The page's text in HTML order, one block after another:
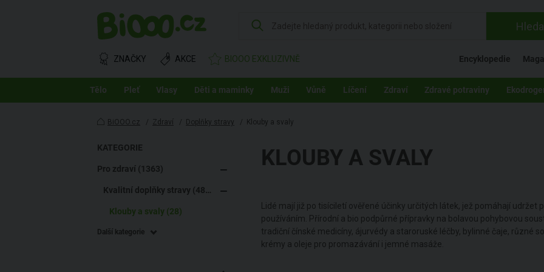
ZNAČKY AKCE BIOOO EXKLUZIVNĚ Encyklopedie
Tělo Pleť Vlasy Děti a maminky Muži Vůně Líčení Zdraví Zdravé potraviny
BiOOO.cz / Zdraví / Doplňky stravy / Klouby a svaly
KATEGORIE
Pro zdraví (1363)
Kvalitní doplňky stravy (486)
Klouby a svaly (28)
Další kategorie
KLOUBY A SVALY
Lidé mají již po tisíciletí ověřené účinky určitých látek, jež pomáhají
používáním. Přírodní a bio podpůrné přípravky na bolavou pohybovou
tradiční čínské medicíny, ájurvédy a staroruské léčby, bylinné čaje, různé
krémy a oleje pro promazávání i jemné masáže.